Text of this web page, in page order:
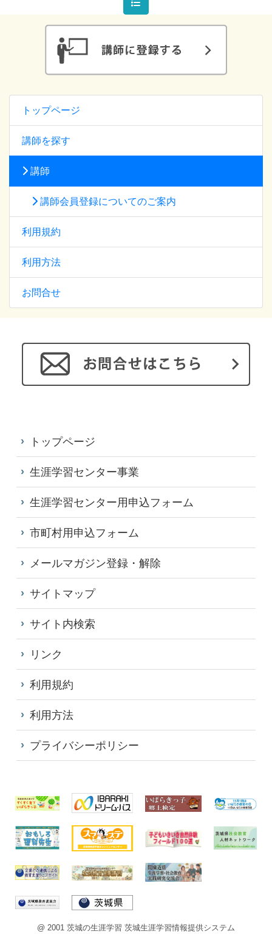
トップページ
講師を探す
講師
講師会員登録についてのご案内
利用規約
利用方法
お問合せ
トップページ
生涯学習センター事業
生涯学習センター用申込フォーム
市町村用申込フォーム
メールマガジン登録・解除
サイトマップ
サイト内検索
リンク
利用規約
利用方法
プライバシーポリシー
@ 2001 茨城の生涯学習 茨城生涯学習情報提供システム